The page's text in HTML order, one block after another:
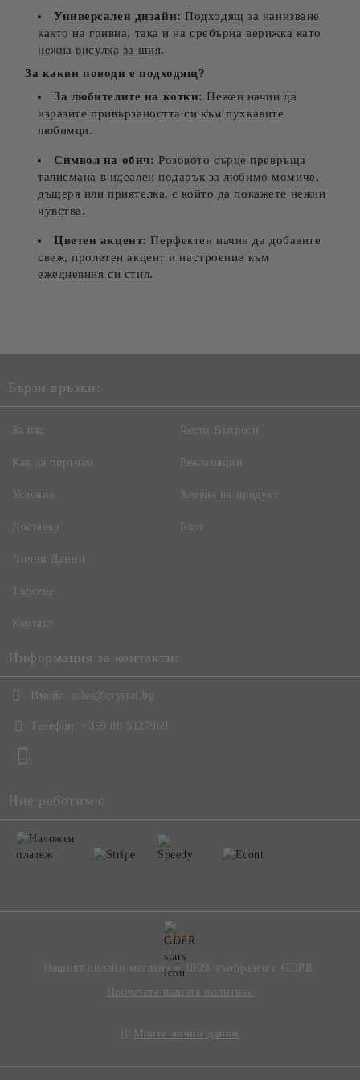
Универсален дизайн: Подходящ за нанизване
както на гривна, така и на сребърна верижка като
нежна висулка за шия.
За какви поводи е подходящ?
За любителите на котки: Нежен начин да
изразите привързаността си към пухкавите
любимци.
Символ на обич: Розовото сърце превръща
талисмана в идеален подарък за любимо момиче,
дъщеря или приятелка, с който да покажете нежни
чувства.
Цветен акцент: Перфектен начин да добавите
свеж, пролетен акцент и настроение към
ежедневния си стил.
Бързи връзки:
За нас
Как да поръчам
Условия
Доставка
Чести Въпроси
Рекламации
Замяна на продукт
Блог
Лични Данни
Търсене
Контакт
Информация за контакти:
Имейл: sales@crystal.bg
Телефон: +359 88 5127969
Ние работим с
GDPR
Нашият онлайн магазин е 100% съобразен с GDPR.
Прочетете нашата политика
Моите лични данни